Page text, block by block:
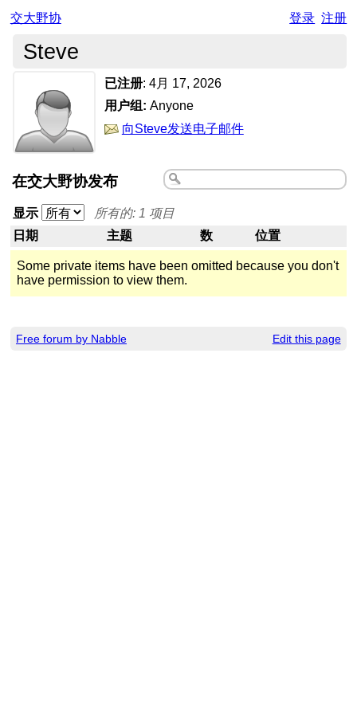
交大野协 登录 注册
Steve
已注册: 4月 17, 2026
用户组: Anyone
向Steve发送电子邮件
在交大野协发布
显示
所有的: 1 项目
日期
主题 数 位置
Some private items have been omitted because you don't
have permission to view them.
Free forum by Nabble Edit this page